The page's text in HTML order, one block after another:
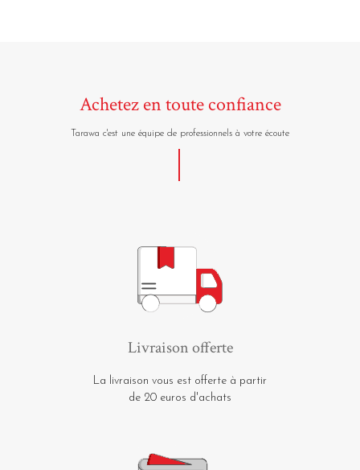
Achetez en toute confiance
Tarawa c'est une équipe de professionnels à votre écoute
Livraison offerte
La livraison vous est offerte à partir
de 20 euros d'achats